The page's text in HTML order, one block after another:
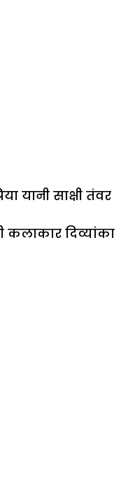
यानी साक्षी तंवर
दिव्यांका